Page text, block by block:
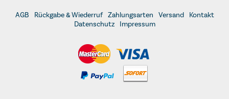
AGB Rückgabe & Wiederruf Zahlungsarten Versand
Kontakt
Datenschutz
Impressum